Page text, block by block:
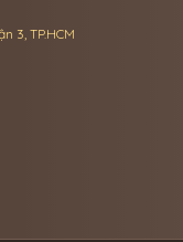
3, TP.HCM